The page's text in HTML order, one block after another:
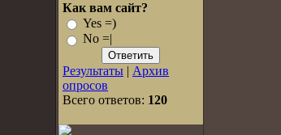
Как вам сайт?
Yes =)
No =|
Результаты | Архив
опросов
Всего ответов: 120